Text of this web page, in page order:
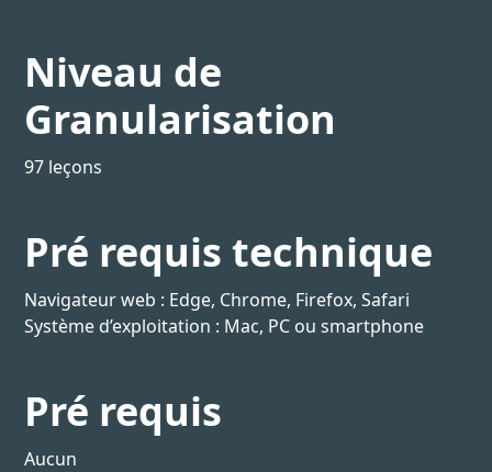
Niveau de
Granularisation
97 leçons
Pré requis technique
Navigateur web : Edge, Chrome, Firefox, Safari
Système d’exploitation : Mac, PC ou smartphone
Pré requis
Aucun